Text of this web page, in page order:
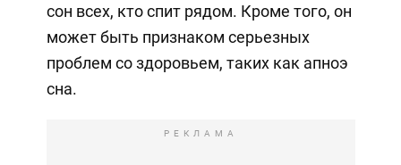
сон всех, кто спит рядом. Кроме того, он
может быть признаком серьезных
проблем со здоровьем, таких как апноэ
сна.
РЕКЛАМА